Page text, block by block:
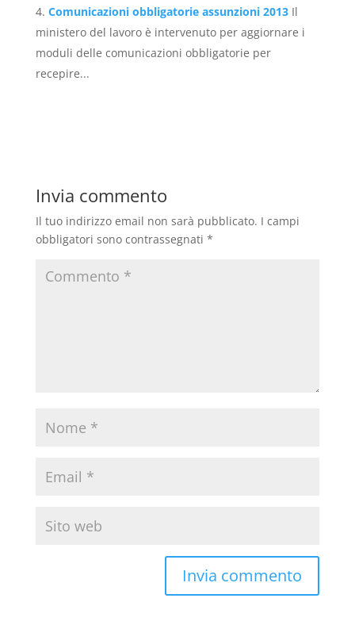
Comunicazioni obbligatorie assunzioni 2013 Il
ministero del lavoro è intervenuto per aggiornare i
moduli delle comunicazioni obbligatorie per
recepire...
Invia commento
Il tuo indirizzo email non sarà pubblicato. I campi
obbligatori sono contrassegnati *